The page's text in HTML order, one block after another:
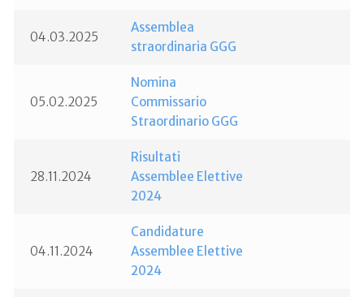
04.03.2025
Assemblea
straordinaria GGG
05.02.2025
Nomina
Commissario
Straordinario GGG
28.11.2024
Risultati
Assemblee Elettive
2024
04.11.2024
Candidature
Assemblee Elettive
2024